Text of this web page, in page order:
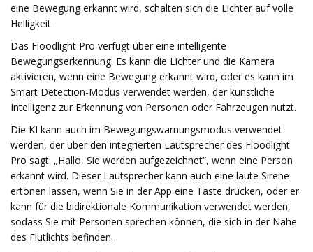
eine Bewegung erkannt wird, schalten sich die Lichter auf volle
Helligkeit.
Das Floodlight Pro verfügt über eine intelligente
Bewegungserkennung. Es kann die Lichter und die Kamera
aktivieren, wenn eine Bewegung erkannt wird, oder es kann im
Smart Detection-Modus verwendet werden, der künstliche
Intelligenz zur Erkennung von Personen oder Fahrzeugen nutzt.
Die KI kann auch im Bewegungswarnungsmodus verwendet
werden, der über den integrierten Lautsprecher des Floodlight
Pro sagt: „Hallo, Sie werden aufgezeichnet“, wenn eine Person
erkannt wird. Dieser Lautsprecher kann auch eine laute Sirene
ertönen lassen, wenn Sie in der App eine Taste drücken, oder er
kann für die bidirektionale Kommunikation verwendet werden,
sodass Sie mit Personen sprechen können, die sich in der Nähe
des Flutlichts befinden.